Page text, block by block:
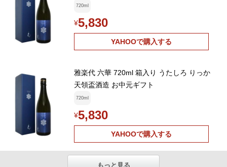
720ml
¥5,830
YAHOOで購入する
雅楽代 六華 720ml 箱入り うたしろ りっか
天領盃酒造 お中元ギフト
720ml
¥5,830
YAHOOで購入する
もっと見る